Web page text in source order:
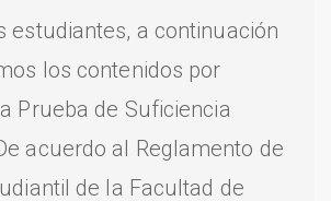
estudiantes, a continuación
los contenidos por
Prueba de Suficiencia
acuerdo al Reglamento de
de la Facultad de